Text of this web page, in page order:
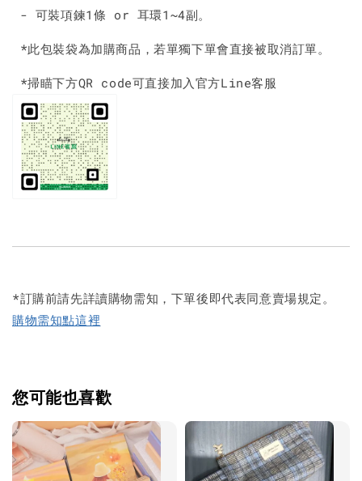
- 可裝項鍊1條 or 耳環1~4副。
*此包裝袋為加購商品，若單獨下單會直接被取消訂單。
*掃瞄下方QR code可直接加入官方Line客服
*訂購前請先詳讀購物需知，下單後即代表同意賣場規定。
購物需知點這裡
您可能也喜歡